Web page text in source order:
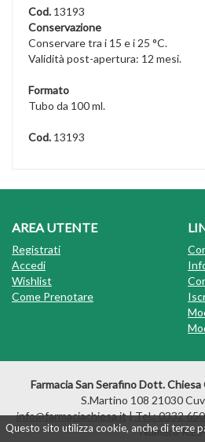
Questo sito utilizza cookie, anche di terze
Cod. 13193
Conservazione
Conservare tra i 15 e i 25 °C.
Validità post-apertura: 12 mesi.
Formato
Tubo da 100 ml.
Cod. 13193
AREA UTENTE
Registrati
Accedi
Wishlist
Come Prenotare
Farmacia San Serafino Dott.
S.Martino 108 21030
info@farmaciachiesa.it|Tel.: 0332
Numero